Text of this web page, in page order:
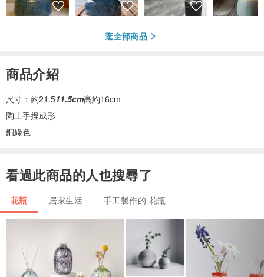
逛全部商品
商品介紹
尺寸：約21.511.5cm高約16cm
陶土手捏成形
銅綠色
看過此商品的人也搜尋了
花瓶 居家生活 手工製作的 花瓶